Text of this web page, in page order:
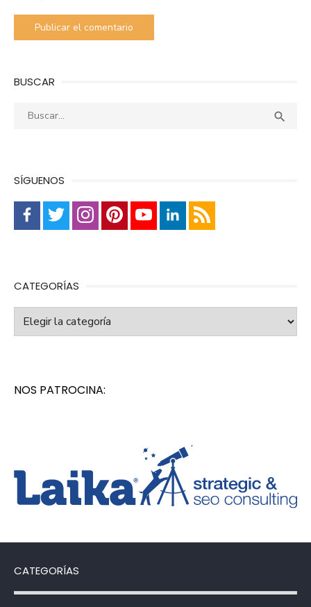
BUSCAR
Buscar: 
SÍGUENOS
CATEGORÍAS
Categorías
NOS PATROCINA:
CATEGORÍAS
Categorías